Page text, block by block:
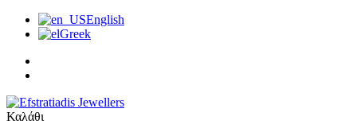
English
Greek
Καλάθι